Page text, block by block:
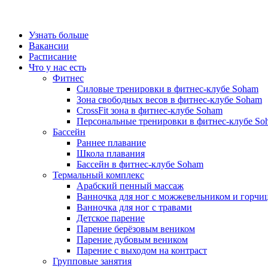
Узнать больше
Вакансии
Расписание
Что у нас есть
Фитнес
Силовые тренировки в фитнес-клубе Soham
Зона свободных весов в фитнес-клубе Soham
CrossFit зона в фитнес-клубе Soham
Персональные тренировки в фитнес-клубе
Бассейн
Раннее плавание
Школа плавания
Бассейн в фитнес-клубе Soham
Термальный комплекс
Арабский пенный массаж
Ванночка для ног с можжевельником и
Ванночка для ног с травами
Детское парение
Парение берёзовым веником
Парение дубовым веником
Парение с выходом на контраст
Групповые занятия